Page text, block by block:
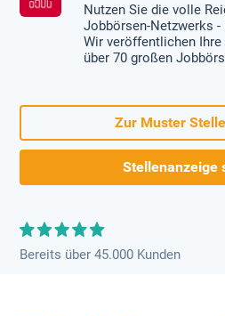
Nutzen Sie die volle
Jobbörsen-Netzwerks
Wir veröffentlichen
über 70 großen
Zur Muster
Stellenanzeige
Bereits über 45.000 Kunden